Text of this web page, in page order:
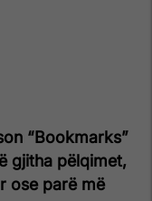
“Bookmarks”
gjitha pëlqimet,
ose parë më